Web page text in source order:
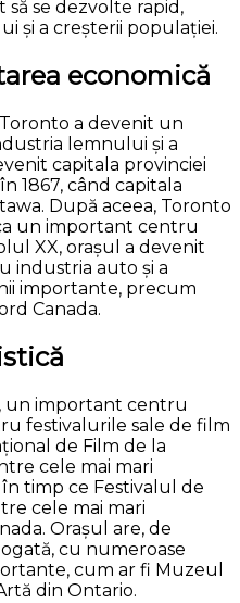
se dezvolte rapid,
și a creșterii populației.
economică
a devenit un
lemnului și a
capitala provinciei
1867, când capitala
După aceea, Toronto
un important centru
XX, orașul a devenit
industria auto și a
importante, precum
Canada.
un important centru
festivalurile sale de film
de Film de la
cele mai mari
timp ce Festivalul de
cele mai mari
Orașul are, de
cu numeroase
cum ar fi Muzeul
din Ontario.